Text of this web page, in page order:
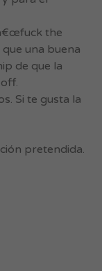
the
que una buena
de que la
Si te gusta la
pretendida.